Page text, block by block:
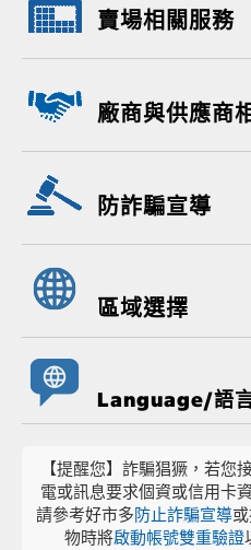
賣場相關服務
廠商與供應商
防詐騙宣導
區域選擇
Language/語
【提醒您】詐騙猖獗，若您
電或訊息要求個資或信用卡
請參考好市多防止詐騙宣導
物時將啟動帳號雙重驗證